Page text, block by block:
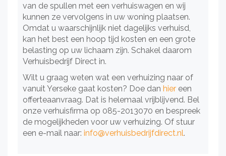
van de spullen met een verhuiswagen en wij
kunnen ze vervolgens in uw woning plaatsen.
Omdat u waarschijnlijk niet dagelijks verhuisd,
kan het best een hoop tijd kosten en een grote
belasting op uw lichaam zijn. Schakel daarom
Verhuisbedrijf Direct in.
Wilt u graag weten wat een verhuizing naar of
vanuit Yerseke gaat kosten? Doe dan hier een
offerteaanvraag. Dat is helemaal vrijblijvend. Bel
onze verhuisfirma op 085-2013070 en bespreek
de mogelijkheden voor uw verhuizing. Of stuur
een e-mail naar: info@verhuisbedrijfdirect.nl.